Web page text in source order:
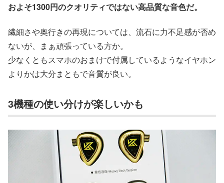
およそ1300円のクオリティではない高品質な音色だ。
繊細さや奥行きの再現については、流石に力不足感が否め
ないが、まぁ頑張っている方か。
少なくともスマホのおまけで付属しているようなイヤホン
よりかは大分まともで音質が良い。
3機種の使い分けが楽しいかも